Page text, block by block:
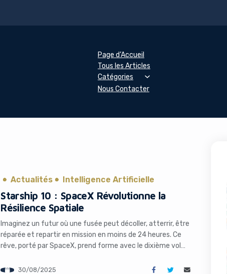
Page d’Accueil
Tous les Articles
Catégories
Nous Contacter
Actualités Intelligence Artificielle
Starship 10 : SpaceX Révolutionne la
Résilience Spatiale
Imaginez un futur où une fusée peut décoller, atterrir, être
réparée et repartir en mission en moins de 24 heures. Ce
rêve, porté par SpaceX, prend forme avec le dixième vol
l’exploration spatiale. Lors de ce test, l’entreprise d’Elon
30/08/2025